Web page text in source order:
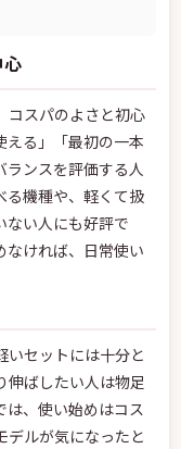
心
コスパのよさと初心
える」「最初の一本
ランスを評価する人
る機種や、軽くて扱
ない人にも好評で
なければ、日常使い
いセットには十分と
伸ばしたい人は物足
は、使い始めはコス
デルが気になったと